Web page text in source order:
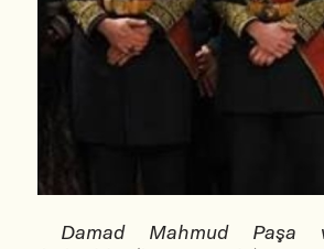
Damad Mahmud Paşa